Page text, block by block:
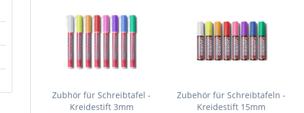
Zubhör für Schreibtafel -
Kreidestift 3mm
Zubehör für Schreibtafeln -
Kreidestift 15mm